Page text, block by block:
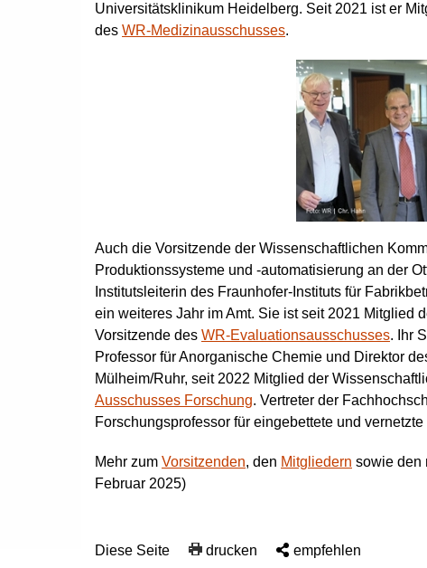
Universitätsklinikum Heidelberg. Seit 2021 ist er
des WR-Medizinausschusses.
Auch die Vorsitzende der Wissenschaftlichen
Produktionssysteme und -automatisierung an der
Institutsleiterin des Fraunhofer-Instituts für
ein weiteres Jahr im Amt. Sie ist seit 2021 Mitglied
Vorsitzende des WR-Evaluationsausschusses. Ihr
Professor für Anorganische Chemie und Direktor
Mülheim/Ruhr, seit 2022 Mitglied der
Ausschusses Forschung. Vertreter der
Forschungsprofessor für eingebettete und
Mehr zum Vorsitzenden, den Mitgliedern sowie den
Februar 2025)
Diese Seite drucken empfehlen